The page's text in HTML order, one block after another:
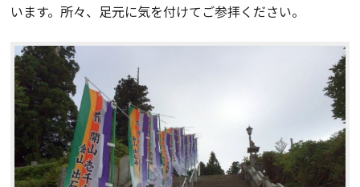
います。所々、足元に気を付けてご参拝ください。